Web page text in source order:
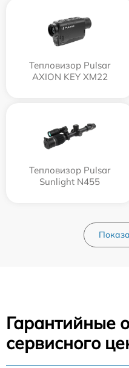
Тепловизор Pulsar
AXION KEY XM22
Тепловизор Pulsar
Sunlight N455
Гарантийные
сервисного